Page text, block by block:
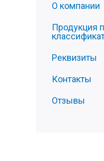
О компании
Продукция
Реквизиты
Контакты
Отзывы